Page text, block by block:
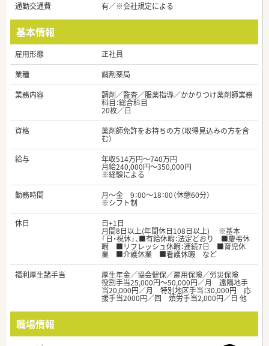
通勤交通費
有／※会社規定による
基本情報
雇用形態
正社員
業種
調剤薬局
業務内容
調剤／監査／服薬指導／かかりつけ薬剤師業務
科目：総合科目
20枚／日
資格
薬剤師免許をお持ちの方（取得見込みの方を含
む）
給与
年収514万円～740万円
月給240,000円～350,000円
※経験による
勤務時間
月～金 9：00～18：00（休憩60分）
※シフト制
休日
日+1日
月間8日以上(年間休日108日以上) ※基本
「日・祝休」、■有給休暇：法定どおり ■慶弔休
暇 ■リフレッシュ休暇：連続7日 ■育児休
業 ■介護休業 ■看護休暇 など
福利厚生諸手当
厚生年金／協会健保／雇用保険／労災保険
役割手当25,000円～50,000円／月 遠隔地手
当20,000円／月 特別地区手当：30,000円 応
援手当2000円／回 煩労手当2,000円／日 他
職場情報